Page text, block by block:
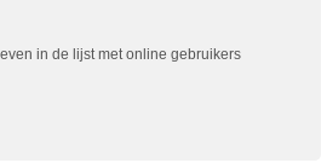
in de lijst met online gebruikers